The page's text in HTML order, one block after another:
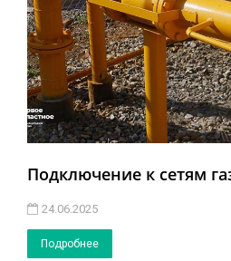
Подключение к сетям
24.06.2025
Подробнее